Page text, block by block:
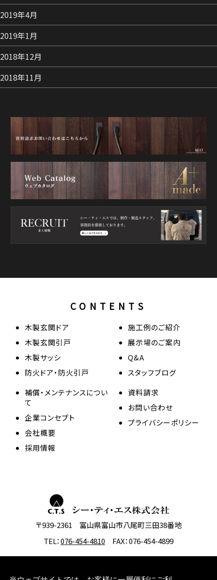
2019年4月
2019年1月
2018年12月
2018年11月
CONTENTS
木製玄関ドア
木製玄関引戸
木製サッシ
防火ドア・防火引戸
施工例のご紹介
展示場のご案内
Q&A
スタッフブログ
補償・メンテナンスについ
て
企業コンセプト
会社概要
採用情報
資料請求
お問い合わせ
プライバシーポリシー
〒939-2361 富山県富山市八尾町三田38番地
TEL：076-454-4810 FAX：076-454-4899